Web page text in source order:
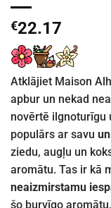
€22.17
Atklājiet Maison
apbur un nekad
novērtē ilgnoturīgu
populārs ar savu
ziedu, augļu un
aromātu. Tas ir kā
neaizmirstamu
šo burvīgo